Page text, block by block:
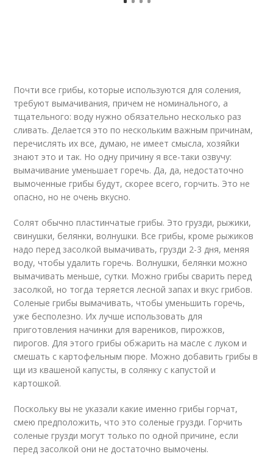
Почти все грибы, которые используются для соления,
требуют вымачивания, причем не номинального, а
тщательного: воду нужно обязательно несколько раз
сливать. Делается это по нескольким важным причинам,
перечислять их все, думаю, не имеет смысла, хозяйки
знают это и так. Но одну причину я все-таки озвучу:
вымачивание уменьшает горечь. Да, да, недостаточно
вымоченные грибы будут, скорее всего, горчить. Это не
опасно, но не очень вкусно.
Солят обычно пластинчатые грибы. Это грузди, рыжики,
свинушки, белянки, волнушки. Все грибы, кроме рыжиков
надо перед засолкой вымачивать, грузди 2-3 дня, меняя
воду, чтобы удалить горечь. Волнушки, белянки можно
вымачивать меньше, сутки. Можно грибы сварить перед
засолкой, но тогда теряется лесной запах и вкус грибов.
Соленые грибы вымачивать, чтобы уменьшить горечь,
уже бесполезно. Их лучше использовать для
приготовления начинки для вареников, пирожков,
пирогов. Для этого грибы обжарить на масле с луком и
смешать с картофельным пюре. Можно добавить грибы в
щи из квашеной капусты, в солянку с капустой и
картошкой.
Поскольку вы не указали какие именно грибы горчат,
смею предположить, что это соленые грузди. Горчить
соленые грузди могут только по одной причине, если
перед засолкой они не достаточно вымочены.